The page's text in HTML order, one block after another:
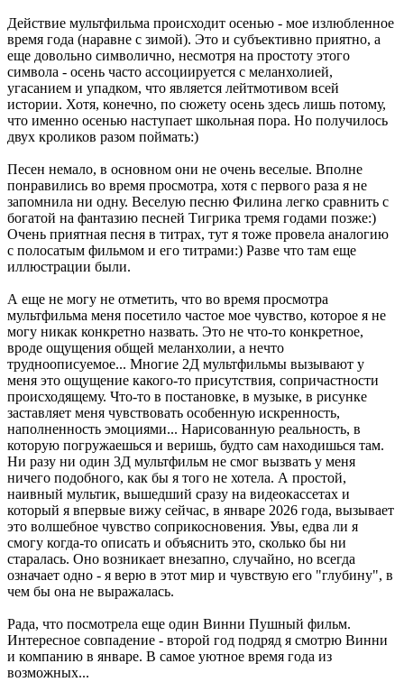
Действие мультфильма происходит осенью - мое излюбленное
время года (наравне с зимой). Это и субъективно приятно, а
еще довольно символично, несмотря на простоту этого
символа - осень часто ассоциируется с меланхолией,
угасанием и упадком, что является лейтмотивом всей
истории. Хотя, конечно, по сюжету осень здесь лишь потому,
что именно осенью наступает школьная пора. Но получилось
двух кроликов разом поймать:)
Песен немало, в основном они не очень веселые. Вполне
понравились во время просмотра, хотя с первого раза я не
запомнила ни одну. Веселую песню Филина легко сравнить с
богатой на фантазию песней Тигрика тремя годами позже:)
Очень приятная песня в титрах, тут я тоже провела аналогию
с полосатым фильмом и его титрами:) Разве что там еще
иллюстрации были.
А еще не могу не отметить, что во время просмотра
мультфильма меня посетило частое мое чувство, которое я не
могу никак конкретно назвать. Это не что-то конкретное,
вроде ощущения общей меланхолии, а нечто
трудноописуемое... Многие 2Д мультфильмы вызывают у
меня это ощущение какого-то присутствия, сопричастности
происходящему. Что-то в постановке, в музыке, в рисунке
заставляет меня чувствовать особенную искренность,
наполненность эмоциями... Нарисованную реальность, в
которую погружаешься и веришь, будто сам находишься там.
Ни разу ни один 3Д мультфильм не смог вызвать у меня
ничего подобного, как бы я того не хотела. А простой,
наивный мультик, вышедший сразу на видеокассетах и
который я впервые вижу сейчас, в январе 2026 года, вызывает
это волшебное чувство соприкосновения. Увы, едва ли я
смогу когда-то описать и объяснить это, сколько бы ни
старалась. Оно возникает внезапно, случайно, но всегда
означает одно - я верю в этот мир и чувствую его "глубину", в
чем бы она не выражалась.
Рада, что посмотрела еще один Винни Пушный фильм.
Интересное совпадение - второй год подряд я смотрю Винни
и компанию в январе. В самое уютное время года из
возможных...